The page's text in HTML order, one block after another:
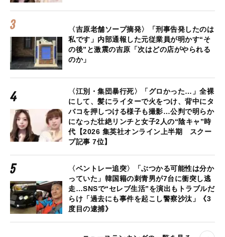
〈吉原老舗ソープ摘発〉「刑事告発したのは
私です」内部通報した元従業員が明かす“そ
の後”と激震の吉原「次はどの店がやられる
のか」
〈江別・集団暴行死〉「グロかった…」全裸
にして、髪にライターで火をつけ、背中にタ
バコを押しつける様子も撮影…公判で明らか
になった壮絶リンチと女子2人の“陰キャ”時
代【2026 集英社オンライン上半期 スクー
プ記事 7位】
〈ベントレー追突〉「ぶつかる可能性は分か
っていた」韓国籍の刺青男が7台に衝突し逃
走…SNSで“セレブ生活”を演出もトラブルだ
らけ「過去にも事件を起こし警察沙汰」《3
度目の逮捕》